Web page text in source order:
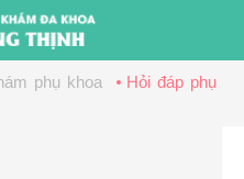
phụ khoa
Hỏi đáp phụ